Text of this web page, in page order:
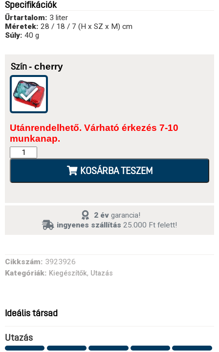
Specifikációk
Űrtartalom: 3 liter
Méretek: 28 / 18 / 7 (H x SZ x M) cm
Súly: 40 g
Szín - cherry
Utánrendelhető. Várható érkezés 7-10
munkanap.
KOSÁRBA TESZEM
2 évgarancia!
ingyenes szállítás 25.000 Ft felett!
Cikkszám: 3923926
Kategóriák: Kiegészítők, Utazás
Ideális társad
Utazás